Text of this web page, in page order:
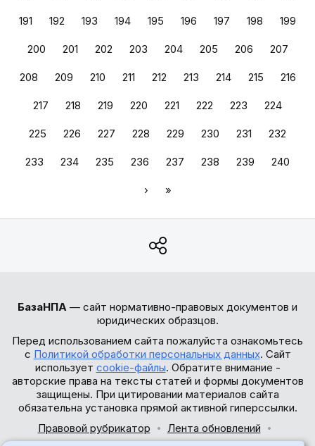
191 192 193 194 195 196 197 198 199
200 201 202 203 204 205 206 207
208 209 210 211 212 213 214 215 216
217 218 219 220 221 222 223 224
225 226 227 228 229 230 231 232
233 234 235 236 237 238 239 240
› »
БазаНПА — сайт нормативно-правовых документов и
юридических образцов.
Перед использованием сайта пожалуйста ознакомьтесь
с Политикой обработки персональных данных. Сайт
использует cookie-файлы. Обратите внимание -
авторские права на тексты статей и формы документов
защищены. При цитировании материалов сайта
обязательна установка прямой активной гиперссылки.
Правовой рубрикатор
Лента обновлений